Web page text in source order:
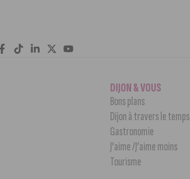
DIJON & VOUS
Bons plans
Dijon à travers le temps
Gastronomie
J’aime /J’aime moins
Tourisme